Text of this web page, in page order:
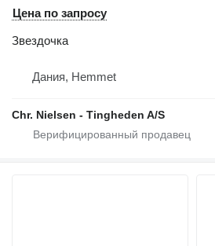
Цена по запросу
Звездочка
Дания, Hemmet
Chr. Nielsen - Tingheden A/S